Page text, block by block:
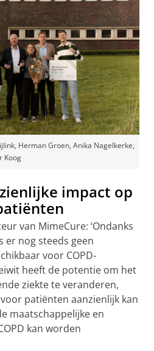
Herman Groen, Anika Nagelkerke,
Koog
impact op
van MimeCure: ‘Ondanks
er nog steeds geen
voor COPD-
heeft de potentie om het
ziekte te veranderen,
patiënten aanzienlijk kan
maatschappelijke en
kan worden